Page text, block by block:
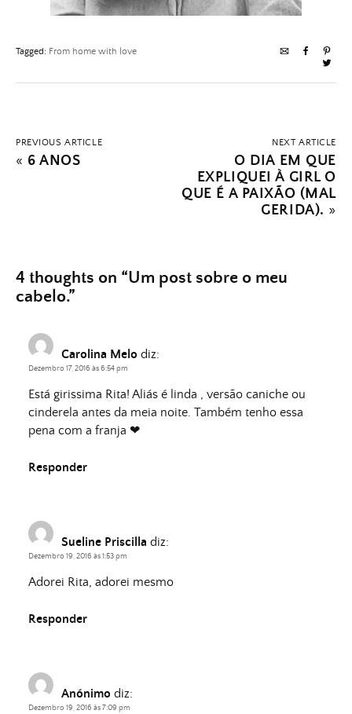
Tagged: From home with love
PREVIOUS ARTICLE
« 6 ANOS
NEXT ARTICLE
O DIA EM QUE
EXPLIQUEI À GIRL O
QUE É A PAIXÃO (MAL
GERIDA). »
4 thoughts on “Um post sobre o meu
cabelo.”
Carolina Melo diz:
Dezembro 17, 2016 às 6:54 pm
Está girissima Rita! Aliás é linda , versão caniche ou
cinderela antes da meia noite. Também tenho essa
pena com a franja ❤
Responder
Sueline Priscilla diz:
Dezembro 19, 2016 às 1:53 pm
Adorei Rita, adorei mesmo
Responder
Anónimo diz:
Dezembro 19, 2016 às 7:09 pm